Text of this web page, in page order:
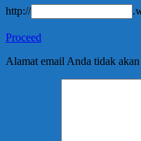
http://
Proceed
Alamat email Anda tidak